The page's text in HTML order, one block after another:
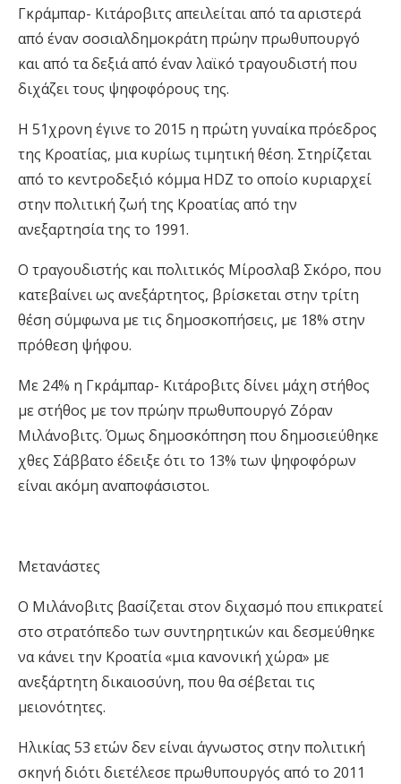
Γκράμπαρ- Κιτάροβιτς απειλείται από τα αριστερά
από έναν σοσιαλδημοκράτη πρώην πρωθυπουργό
και από τα δεξιά από έναν λαϊκό τραγουδιστή που
διχάζει τους ψηφοφόρους της.
Η 51χρονη έγινε το 2015 η πρώτη γυναίκα πρόεδρος
της Κροατίας, μια κυρίως τιμητική θέση. Στηρίζεται
από το κεντροδεξιό κόμμα HDZ το οποίο κυριαρχεί
στην πολιτική ζωή της Κροατίας από την
ανεξαρτησία της το 1991.
Ο τραγουδιστής και πολιτικός Μίροσλαβ Σκόρο, που
κατεβαίνει ως ανεξάρτητος, βρίσκεται στην τρίτη
θέση σύμφωνα με τις δημοσκοπήσεις, με 18% στην
πρόθεση ψήφου.
Με 24% η Γκράμπαρ- Κιτάροβιτς δίνει μάχη στήθος
με στήθος με τον πρώην πρωθυπουργό Ζόραν
Μιλάνοβιτς. Όμως δημοσκόπηση που δημοσιεύθηκε
χθες Σάββατο έδειξε ότι το 13% των ψηφοφόρων
είναι ακόμη αναποφάσιστοι.
Μετανάστες
Ο Μιλάνοβιτς βασίζεται στον διχασμό που επικρατεί
στο στρατόπεδο των συντηρητικών και δεσμεύθηκε
να κάνει την Κροατία «μια κανονική χώρα» με
ανεξάρτητη δικαιοσύνη, που θα σέβεται τις
μειονότητες.
Ηλικίας 53 ετών δεν είναι άγνωστος στην πολιτική
σκηνή διότι διετέλεσε πρωθυπουργός από το 2011